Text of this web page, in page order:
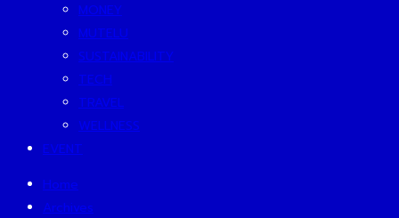
MONEY
MUTELU
SUSTAINABILITY
TECH
TRAVEL
WELLNESS
EVENT
Home
Archives